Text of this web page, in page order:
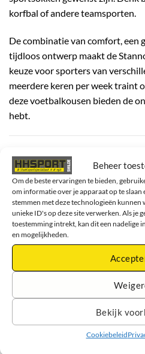
Beheer
Om de beste ervaringen te bieden,
om informatie over je apparaat op te
stemmen met deze technologieën kunnen
unieke ID's op deze site verwerken. Als je
toestemming intrekt, kan dit een nadelige
en mogelijkheden.
Bekijk
Cookiebeleid
korfbal of andere teamsporten.
De combinatie van comfort, een
tijdloos ontwerp maakt de
keuze voor sporters van
meerdere keren per week traint
deze voetbalkousen bieden de
hebt.
Klassieke zwarte
Comfortabele pasvorm
Geschikt voor trainingen en
Ideaal in combinatie met
Geschikt voor teams en
Merk: Stanno